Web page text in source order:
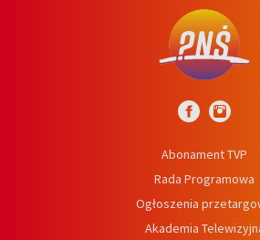
Abonament TVP
Rada Programowa
Ogłoszenia
Akademia